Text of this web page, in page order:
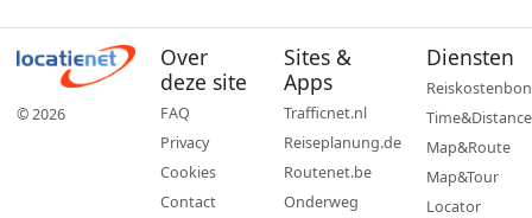
© 2026
Over
deze site
FAQ
Privacy
Cookies
Contact
Sites &
Apps
Trafficnet.nl
Reiseplanung.de
Routenet.be
Onderweg
Diensten
Reiskostenbon
Time&Distance
Map&Route
Map&Tour
Locator